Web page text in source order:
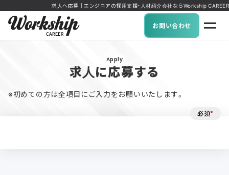
求人へ応募｜エンジニアの採用支援・人材紹介会社ならWorkship CAREER
お問い合わせ
Apply
求人に応募する
※初めての方は全項目にご入力をお願いいたします。
必須*